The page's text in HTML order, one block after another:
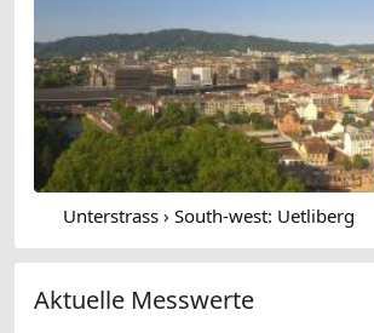
Unterstrass › South-west: Uetliberg
Aktuelle Messwerte